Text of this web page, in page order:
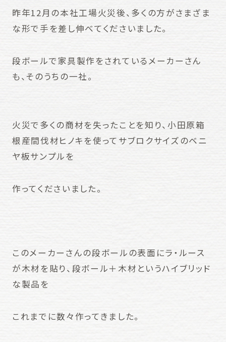
昨年12月の本社工場火災後、多くの方がさまざま
な形で手を差し伸べてくださいました。
段ボールで家具製作をされているメーカーさん
も、そのうちの一社。
火災で多くの商材を失ったことを知り、小田原箱
根産間伐材ヒノキを使ってサブロクサイズのベニ
ヤ板サンプルを
作ってくださいました。
このメーカーさんの段ボールの表面にラ・ルース
が木材を貼り、段ボール＋木材というハイブリッド
な製品を
これまでに数々作ってきました。